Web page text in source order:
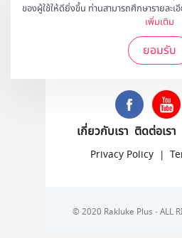
ของผู้ใช้ให้ดียิ่งขึ้น ท่านสามารถศึกษารายละเ
เพิ่มเติม
ยอมรับ
ติดตามเรา
เกี่ยวกับเรา ติดต่อเรา
Privacy Policy |
© 2020 Rakluke Plus - ALL